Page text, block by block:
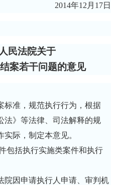
2014年12月17日
民法院关于
案若干问题的意见
标准，规范执行行为，根据
法》等法律、司法解释的规
实际，制定本意见。
包括执行实施类案件和执行
院因申请执行人申请、审判机